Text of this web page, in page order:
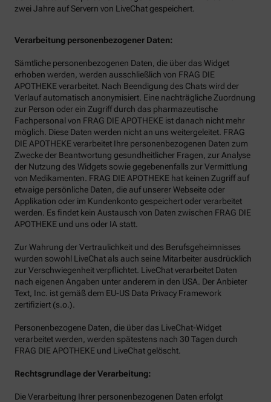
zwei Jahre auf Servern von LiveChat gespeichert.
Verarbeitung personenbezogener Daten:
Sämtliche personenbezogenen Daten, die über das Widget
erhoben werden, werden ausschließlich von FRAG DIE
APOTHEKE verarbeitet. Nach Beendigung des Chats wird der
Verlauf automatisch anonymisiert. Eine nachträgliche Zuordnung
zur Person oder ein Zugriff durch das pharmazeutische
Fachpersonal von FRAG DIE APOTHEKE ist danach nicht mehr
möglich. Diese Daten werden nicht an uns weitergeleitet. FRAG
DIE APOTHEKE verarbeitet Ihre personenbezogenen Daten zum
Zwecke der Beantwortung gesundheitlicher Fragen, zur Analyse
der Nutzung des Widgets sowie gegebenenfalls zur Vermittlung
von Medikamenten. FRAG DIE APOTHEKE hat keinen Zugriff auf
etwaige persönliche Daten, die auf unserer Webseite oder
Applikation oder im Kundenkonto gespeichert oder verarbeitet
werden. Es findet kein Austausch von Daten zwischen FRAG DIE
APOTHEKE und uns oder IA statt.
Zur Wahrung der Vertraulichkeit und des Berufsgeheimnisses
wurden sowohl LiveChat als auch seine Mitarbeiter ausdrücklich
zur Verschwiegenheit verpflichtet. LiveChat verarbeitet Daten
nach eigenen Angaben unter anderem in den USA. Der Anbieter
Text, Inc. ist gemäß dem EU-US Data Privacy Framework
zertifiziert (s.o.).
Personenbezogene Daten, die über das LiveChat-Widget
verarbeitet werden, werden spätestens nach 30 Tagen durch
FRAG DIE APOTHEKE und LiveChat gelöscht.
Rechtsgrundlage der Verarbeitung:
Die Verarbeitung Ihrer personenbezogenen Daten erfolgt